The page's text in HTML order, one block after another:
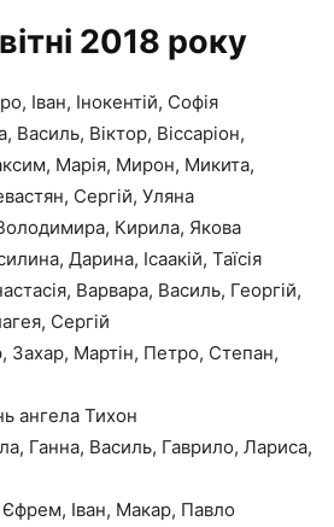
2018 року
Іван, Інокентій, Софія
Василь, Віктор, Віссаріон,
Марія, Мирон, Микита,
Сергій, Уляна
Кирила, Якова
Дарина, Ісаакій, Таїсія
Варвара, Василь, Георгій,
Сергій
Захар, Мартін, Петро, Степан,
ангела Тихон
Ганна, Василь, Гаврило, Лариса,
Іван, Макар, Павло